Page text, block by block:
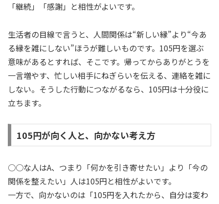
「継続」「感謝」と相性がよいです。
生活者の目線で言うと、人間関係は“新しい縁”より“今あ
る縁を雑にしない”ほうが難しいものです。105円を選ぶ
意味があるとすれば、そこです。帰ってからありがとうを
一言増やす、忙しい相手にねぎらいを伝える、連絡を雑に
しない。そうした行動につながるなら、105円は十分役に
立ちます。
105円が向く人と、向かない考え方
○○な人はA、つまり「何かを引き寄せたい」より「今の
関係を整えたい」人は105円と相性がよいです。
一方で、向かないのは「105円を入れたから、自分は変わ